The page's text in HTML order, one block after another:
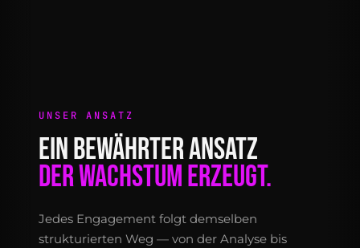
UNSER ANSATZ
EIN BEWÄHRTER ANSATZ
DER WACHSTUM ERZEUGT.
Jedes Engagement folgt demselben
strukturierten Weg — von der Analyse bis